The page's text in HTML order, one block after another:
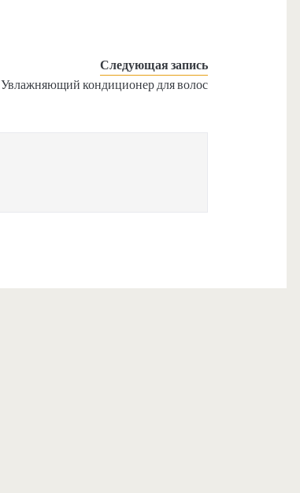
Следующая запись
Увлажняющий кондиционер для волос